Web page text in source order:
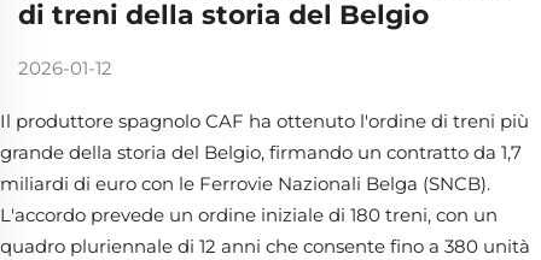
di treni della storia del Belgio
2026-01-12
Il produttore spagnolo CAF ha ottenuto l'ordine di treni più
grande della storia del Belgio, firmando un contratto da 1,7
miliardi di euro con le Ferrovie Nazionali Belga (SNCB).
L'accordo prevede un ordine iniziale di 180 treni, con un
quadro pluriennale di 12 anni che consente fino a 380 unità